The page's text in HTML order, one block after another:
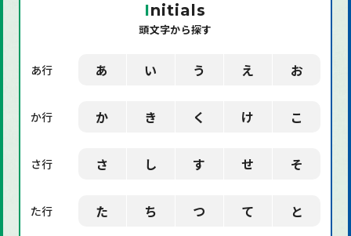
「環境」に関する用語
「業界用語」に関する用語
Initials
頭文字から探す
あ行 あ い う え お
か行 か き く け こ
さ行 さ し す せ そ
た行 た ち つ て と